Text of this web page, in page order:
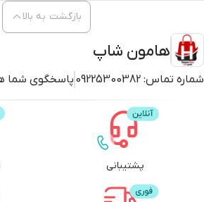
هامون شاپ
شماره تماس: 09225300382 پاسخگوی شما
بازگشت به بالا
پشتیبانی